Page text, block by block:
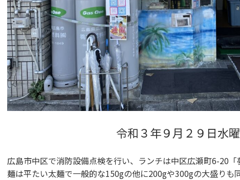
令和３年９月２９日水
広島市中区で消防設備点検を行い、ランチは中区広瀬町6-20「
麺は平たい太麺で一般的な150gの他に200gや300gの大盛りも